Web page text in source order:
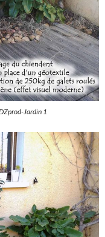
Jardin 1